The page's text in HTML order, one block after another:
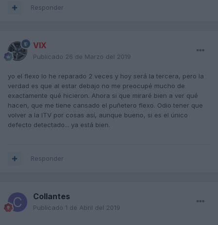
Responder
VIX
Publicado 26 de Marzo del 2019
yo el flexo lo he reparado 2 veces y hoy será la tercera, pero la
verdad es que al estar debajo no me preocupé mucho de
exactamente qué hicieron. Ahora si que miraré bien a ver qué
hacen, que me tiene cansado el puñetero flexo. Odio tener que
volver a la ITV por cosas así, aunque bueno, si es el único
defecto detectado... ya está bien.
Responder
Collantes
Publicado 1 de Abril del 2019